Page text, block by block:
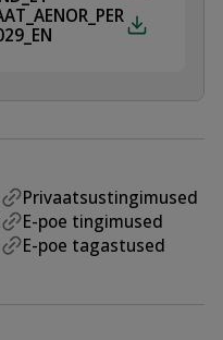
Privaatsustingimused
E-poe tingimused
E-poe tagastused